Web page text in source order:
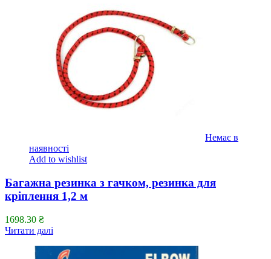
Немає в
наявності
Add to wishlist
Багажна резинка з гачком, резинка для
кріплення 1,2 м
1698.30 ₴
Читати далі